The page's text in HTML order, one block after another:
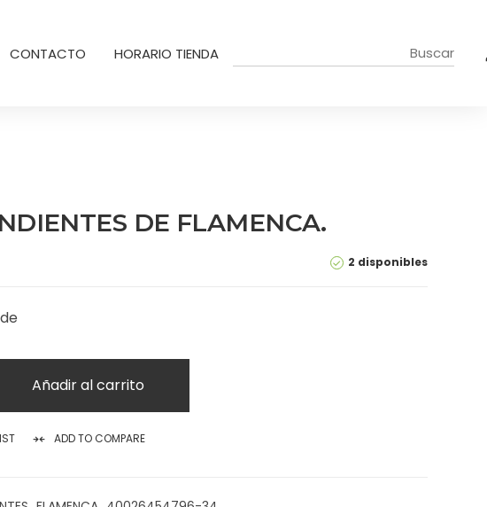
CONTACTO HORARIO TIENDA
DE FLAMENCA.
2 disponibles
Añadir al carrito
ADD TO COMPARE